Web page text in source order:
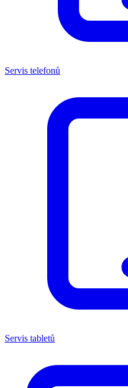
Servis telefonů
Servis tabletů